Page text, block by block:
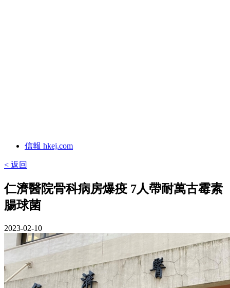
信報 hkej.com
< 返回
仁濟醫院骨科病房爆疫 7人帶耐萬古霉素
腸球菌
2023-02-10